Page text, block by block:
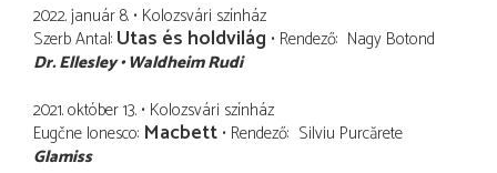
2022. január 8. Kolozsvári színház
Szerb Antal Utas és holdvilág Rendező Nagy Botond
Dr. Ellesley Waldheim Rudi
2021. október 13. Kolozsvári színház
Eugčne Ionesco Macbett Rendező Silviu Purcărete
Glamiss